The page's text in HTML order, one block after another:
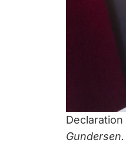
Declaration
Gundersen.